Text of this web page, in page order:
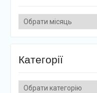
Архіви
Категорії
Категорії